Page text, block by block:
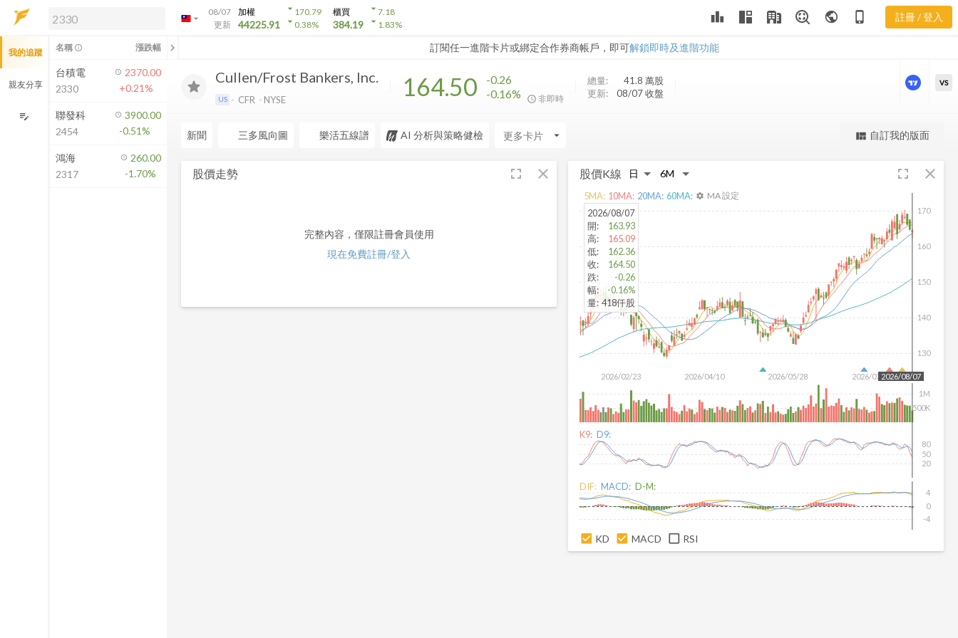
arrow_drop_down
08/07
更新
加權
44225.91
arrow_drop_down170.79
arrow_drop_down0.38%
櫃買
384.19
arrow_drop_down7.18
arrow_drop_down1.83% leaderboard public phone_iphone 註冊 / 登入
訂閱任一進階卡片或綁定合作券商帳戶，即可解鎖即時及進階功能
解鎖即時行情及進階功能
方案」，即可解鎖以下功能：
即時行情
即時市況與排行
成交金額熱力圖
前往方案訂閱
如何綁定合作券商
CFR 股價走勢
Cullen/Frost Bankers, Inc.
US CFR NYSE 164.50
-0.26
-0.16%
非即時
總量: 41.8 萬股
更新:
08/07 收盤
更強大的進階價量圖表
VS
新聞 三多風向圖 樂活五線譜 AI 分析與策略健檢 arrow_drop_down view_quilt 自訂我的版面
股價走勢 fullscreen close
完整內容，僅限註冊會員使用
現在免費註冊/登入
股價K線 fullscreen close
2026/02/23 2026/04/10 2026/05/28 2026/07/16
130
140
150
160
170
2026/08/07
500K
1M
2026/08/07
開:
163.93
高:
165.09
低:
162.36
收:
164.50
跌:
-0.26
幅:
-0.16%
量: 418仟股
5MA: 10MA: 20MA: 60MA: settings MA 設定
K9: D9:
20
50
80
DIF: MACD: D-M:
-4
0
4
KD MACD RSI
我的追蹤
親友分享
edit_note
名稱 info_outline 漲跌幅 chevron_left
台積電
2330
2370.00
+0.21%
聯發科
2454
3900.00
-0.51%
鴻海
2317
260.00
-1.70%